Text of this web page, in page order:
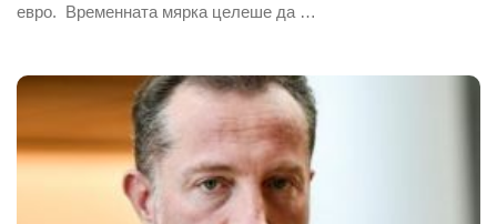
евро. Временната мярка целеше да …